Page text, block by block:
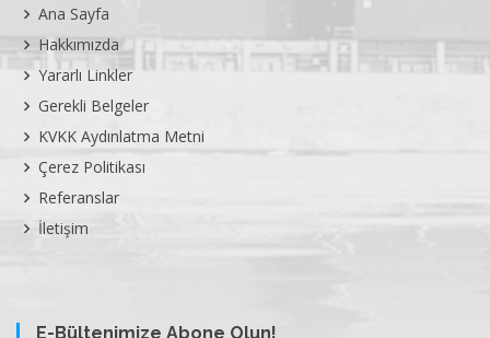
Ana Sayfa
Hakkımızda
Yararlı Linkler
Gerekli Belgeler
KVKK Aydınlatma Metni
Çerez Politikası
Referanslar
İletişim
E-Bültenimize Abone Olun!